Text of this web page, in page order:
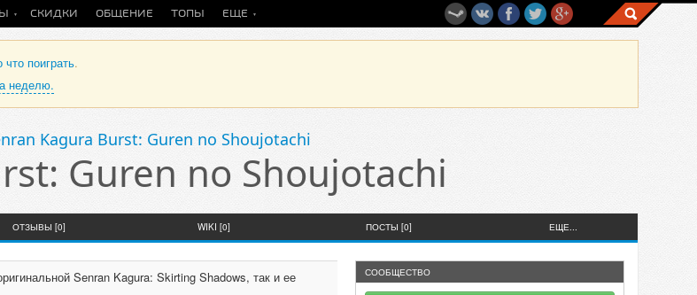
СКИДКИ ОБЩЕНИЕ ТОПЫ ЕЩЕ
что поиграть.
неделю.
Kagura Burst: Guren no Shoujotachi
Guren no Shoujotachi
ОТЗЫВЫ [0] WIKI [0] ПОСТЫ [0] ЕЩЕ...
Senran Kagura: Skirting Shadows, так и ее
СООБЩЕСТВО